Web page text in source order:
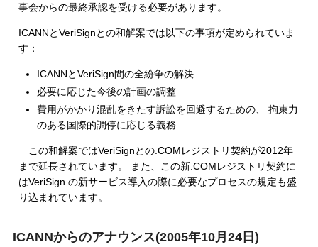
事会からの最終承認を受ける必要があります。
ICANNとVeriSignとの和解案では以下の事項が定められていま
す：
ICANNとVeriSign間の全紛争の解決
必要に応じた今後の計画の調整
費用がかかり混乱をきたす訴訟を回避するための、 拘束力
のある国際的調停に応じる義務
この和解案ではVeriSignとの.COMレジストリ契約が2012年
まで延長されています。 また、この新.COMレジストリ契約に
はVeriSign の新サービス導入の際に必要なプロセスの規定も盛
り込まれています。
ICANNからのアナウンス(2005年10月24日)